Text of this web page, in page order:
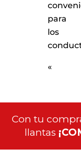
para
los
«
Con tu
llantas